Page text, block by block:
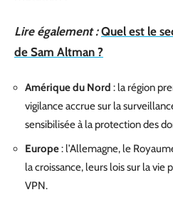
Lire également : Quel est le
de Sam Altman ?
Amérique du Nord : la région
vigilance accrue sur la
sensibilisée à la protection des
Europe: l’Allemagne, le
la croissance, leurs lois sur la vie
VPN.